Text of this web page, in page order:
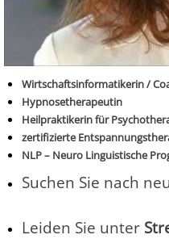
Wirtschaftsinformatikerin /
Hypnosetherapeutin
Heilpraktikerin für
zertifizierte
NLP – Neuro Linguistische
Suchen Sie nach
Leiden Sie unter